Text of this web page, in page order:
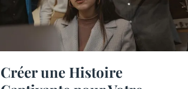
Créer une Histoire